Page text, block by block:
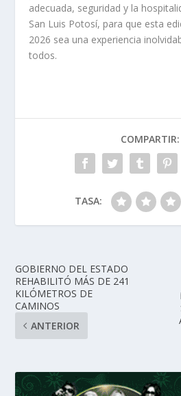
adecuada, seguridad y la
San Luis Potosí, para que esta
2026 sea una experiencia
todos.
COMPARTIR:
TASA:
GOBIERNO DEL ESTADO
REHABILITÓ MÁS DE 241
KILÓMETROS DE
CAMINOS
ANTERIOR